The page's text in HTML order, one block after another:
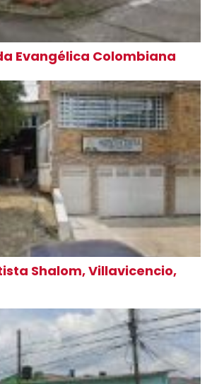
Evangélica Colombiana
Shalom, Villavicencio,